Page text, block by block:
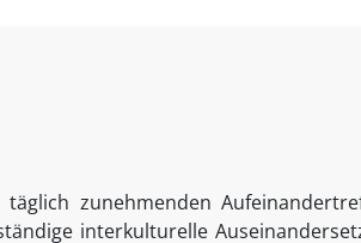
zunehmenden
interkulturelle